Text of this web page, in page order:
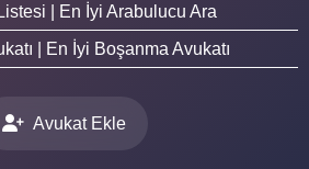
| En İyi Arabulucu Ara
| En İyi Boşanma Avukatı
Avukat Ekle